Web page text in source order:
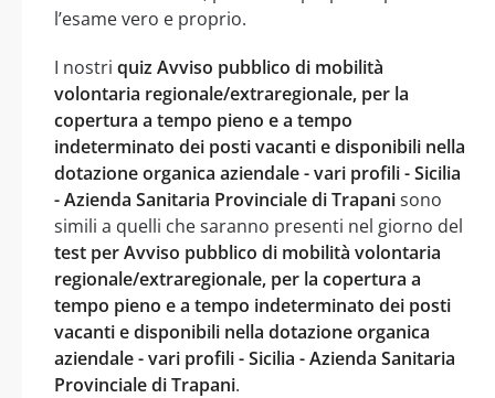
l’esame vero e proprio.
I nostri quiz Avviso pubblico di mobilità
volontaria regionale/extraregionale, per la
copertura a tempo pieno e a tempo
indeterminato dei posti vacanti e disponibili nella
dotazione organica aziendale - vari profili - Sicilia
- Azienda Sanitaria Provinciale di Trapanisono
simili a quelli che saranno presenti nel giorno del
test per Avviso pubblico di mobilità volontaria
regionale/extraregionale, per la copertura a
tempo pieno e a tempo indeterminato dei posti
vacanti e disponibili nella dotazione organica
aziendale - vari profili - Sicilia - Azienda Sanitaria
Provinciale di Trapani.